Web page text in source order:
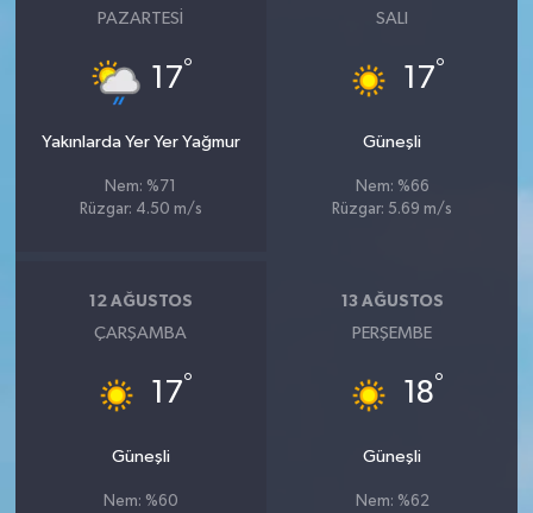
PAZARTESI
17°
Yakınlarda Yer Yer Yağmur
Nem: %71
Rüzgar: 4.50 m/s
SALI
17°
Güneşli
Nem: %66
Rüzgar: 5.69 m/s
12 AĞUSTOS
ÇARŞAMBA
17°
Güneşli
Nem: %60
13 AĞUSTOS
PERŞEMBE
18°
Güneşli
Nem: %62